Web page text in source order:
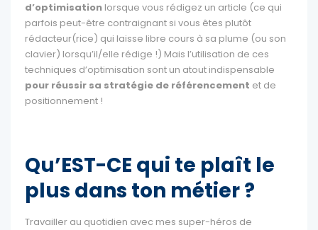
d’optimisation lorsque vous rédigez un article (ce qui
parfois peut-être contraignant si vous êtes plutôt
rédacteur(rice) qui laisse libre cours à sa plume (ou son
clavier) lorsqu’il/elle rédige !) Mais l’utilisation de ces
techniques d’optimisation sont un atout indispensable
pour réussir sa stratégie de référencement et de
positionnement !
Qu’EST-CE qui te plaît le
plus dans ton métier ?
Travailler au quotidien avec mes super-héros de